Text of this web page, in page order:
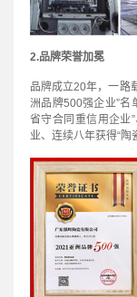
2.品牌荣誉加冕
品牌成立20年，一路
洲品牌500强企业”名
省守合同重信用企业
业、连续八年获得“陶